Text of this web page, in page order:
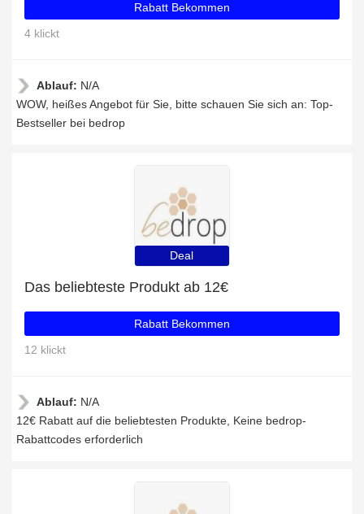
Rabatt Bekommen
4 klickt
Ablauf: N/A
WOW, heißes Angebot für Sie, bitte schauen Sie sich an: Top-
Bestseller bei bedrop
Deal
Das beliebteste Produkt ab 12€
Rabatt Bekommen
12 klickt
Ablauf: N/A
12€ Rabatt auf die beliebtesten Produkte, Keine bedrop-
Rabattcodes erforderlich